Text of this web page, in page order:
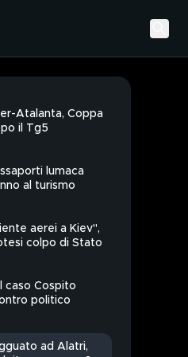
Atalanta, Coppa
il Tg5
lumaca
al turismo
aerei a Kiev",
colpo di Stato
caso Cospito
politico
ad Alatri,